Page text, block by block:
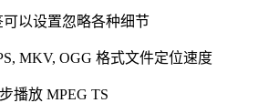
以设置忽略各种细节
MKV, OGG 格式文件定位速度
播放 MPEG TS